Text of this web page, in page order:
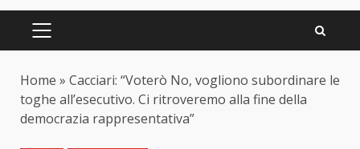
PRIMARY
Home » Cacciari: “Voterò No, vogliono subordinare le
toghe all’esecutivo. Ci ritroveremo alla fine della
democrazia rappresentativa”